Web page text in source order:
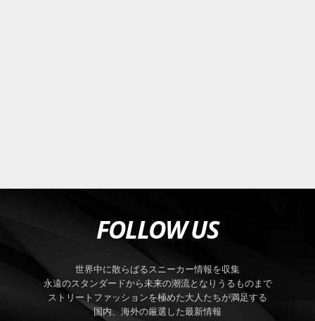
FOLLOW US
世界中に散らばるスニーカー情報を収集
永遠のスタンダードから未来の潮流となりうるものまで
ストリートファッションを極めた大人たちが満足する
国内、海外の厳選した最新情報